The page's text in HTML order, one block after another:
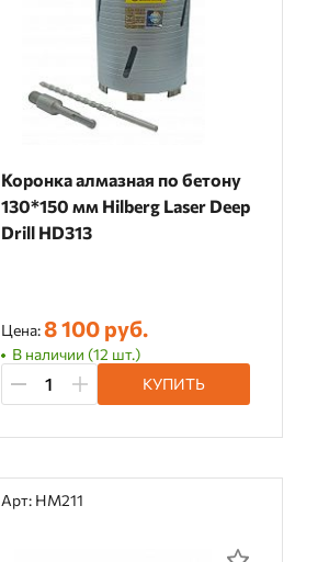
Коронка алмазная по бетону
130*150 мм Hilberg Laser Deep
Drill HD313
Цена:8 100 руб.
В наличии (12 шт.)
КУПИТЬ
Арт: HM211